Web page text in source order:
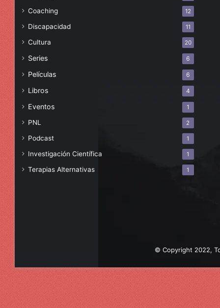
Coaching 12
Discapacidad 11
Cultura 20
Series 6
Películas 6
Libros 4
Eventos 1
PNL 2
Podcast 1
Investigación Científica 1
Terapias Alternativas 1
© Copyright 2022,